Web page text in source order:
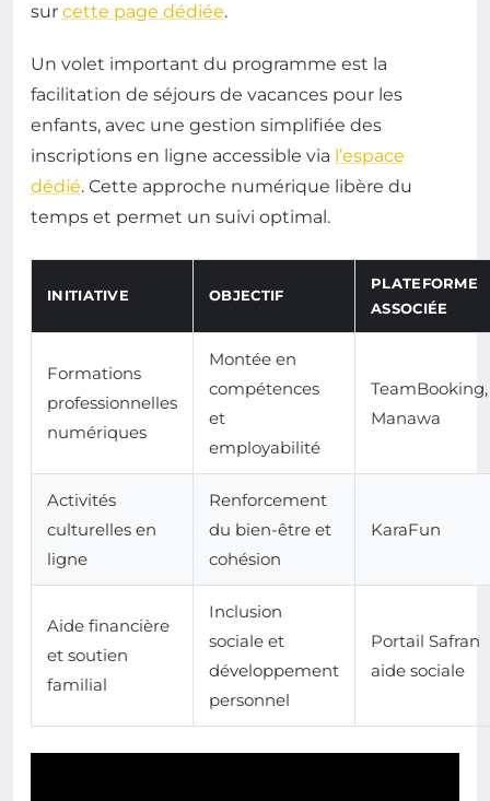
sur cette page dédiée.
Un volet important du programme est la
facilitation de séjours de vacances pour les
enfants, avec une gestion simplifiée des
inscriptions en ligne accessible via l’espace
dédié. Cette approche numérique libère du
temps et permet un suivi optimal.
INITIATIVE OBJECTIF
PLATEFORME
ASSOCIÉE
Formations
professionnelles
numériques
Montée en
compétences
et
employabilité
TeamBooking,
Manawa
Activités
culturelles en
ligne
Renforcement
du bien-être et
cohésion
KaraFun
Aide financière
et soutien
familial
Inclusion
sociale et
développement
personnel
Portail Safran
aide sociale